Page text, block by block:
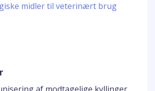
midler til veterinært brug